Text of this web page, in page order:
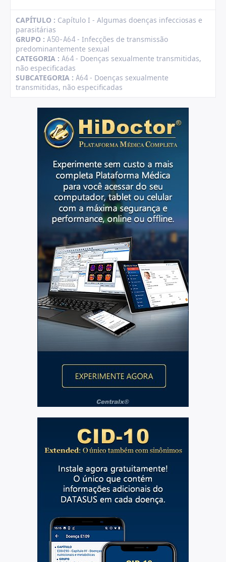
CAPÍTULO : Capítulo I - Algumas doenças infecciosas e
parasitárias
GRUPO : A50-A64- Infecções de transmissão
predominantemente sexual
CATEGORIA : A64- Doenças sexualmente transmitidas,
não especificadas
SUBCATEGORIA : A64- Doenças sexualmente
transmitidas, não especificadas